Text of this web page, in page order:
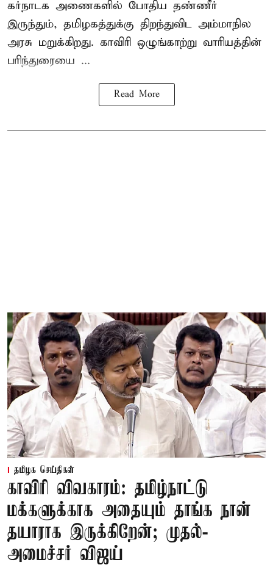
கர்நாடக அணைகளில் போதிய தண்ணீர்
இருந்தும், தமிழகத்துக்கு திறந்துவிட அம்மாநில
அரசு மறுக்கிறது. காவிரி ஒழுங்காற்று வாரியத்தின்
பரிந்துரையை ...
Read More
தமிழக செய்திகள்
காவிரி விவகாரம்: தமிழ்நாட்டு
மக்களுக்காக அதையும் தாங்க நான்
தயாராக இருக்கிறேன்; முதல்-
அமைச்சர் விஜய்